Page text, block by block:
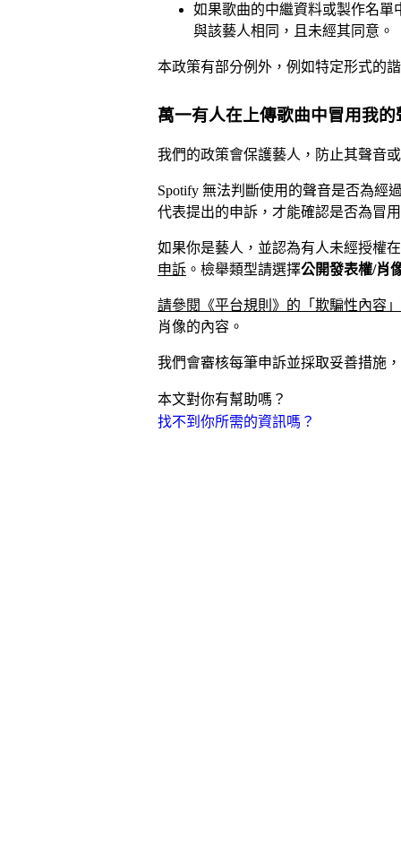
找不到你所需的資訊嗎？
如果歌曲的中繼資料或製作名單
與該藝人相同，且未經其同意。
本政策有部分例外，例如特定形式的
萬一有人在上傳歌曲中冒用我
我們的政策會保護藝人，防止其聲音
Spotify 無法判斷使用的聲音是否為經
代表提出的申訴，才能確認是否為冒
如果你是藝人，並認為有人未經授權
申訴 。檢舉類型請選擇公開發表權/肖
請參閱《平台規則》的「欺騙性內容
肖像的內容。
我們會審核每筆申訴並採取妥善措施
本文對你有幫助嗎？